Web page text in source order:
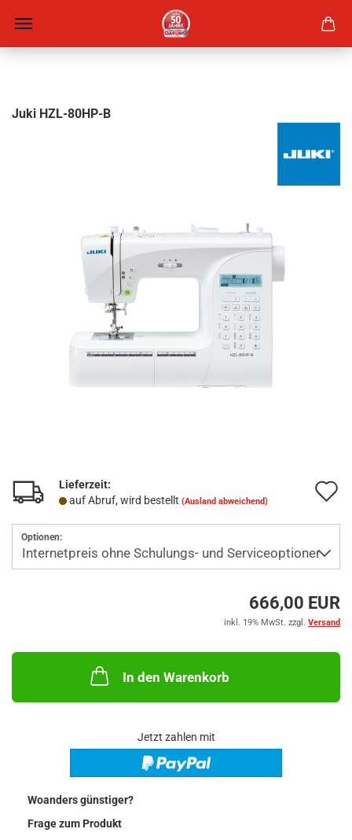
Juki HZL-80HP-B
Lieferzeit:
auf Abruf, wird bestellt (Ausland abweichend)
Optionen:
666,00 EUR
inkl. 19% MwSt. zzgl. Versand
In den Warenkorb
Jetzt zahlen mit
Woanders günstiger?
Frage zum Produkt